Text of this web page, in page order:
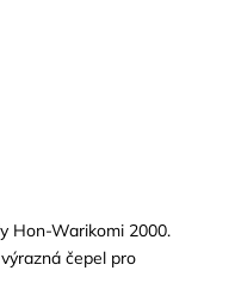
Hon-Warikomi 2000.
čepel pro